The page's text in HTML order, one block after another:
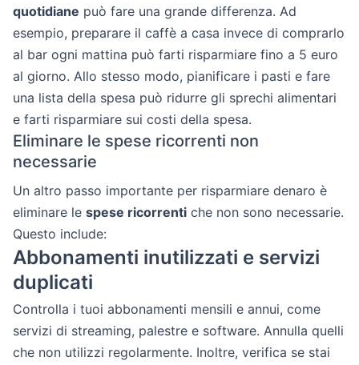
quotidiane può fare una grande differenza. Ad
esempio, preparare il caffè a casa invece di comprarlo
al bar ogni mattina può farti risparmiare fino a 5 euro
al giorno. Allo stesso modo, pianificare i pasti e fare
una lista della spesa può ridurre gli sprechi alimentari
e farti risparmiare sui costi della spesa.
Eliminare le spese ricorrenti non
necessarie
Un altro passo importante per risparmiare denaro è
eliminare le spese ricorrenti che non sono necessarie.
Questo include:
Abbonamenti inutilizzati e servizi
duplicati
Controlla i tuoi abbonamenti mensili e annui, come
servizi di streaming, palestre e software. Annulla quelli
che non utilizzi regolarmente. Inoltre, verifica se stai